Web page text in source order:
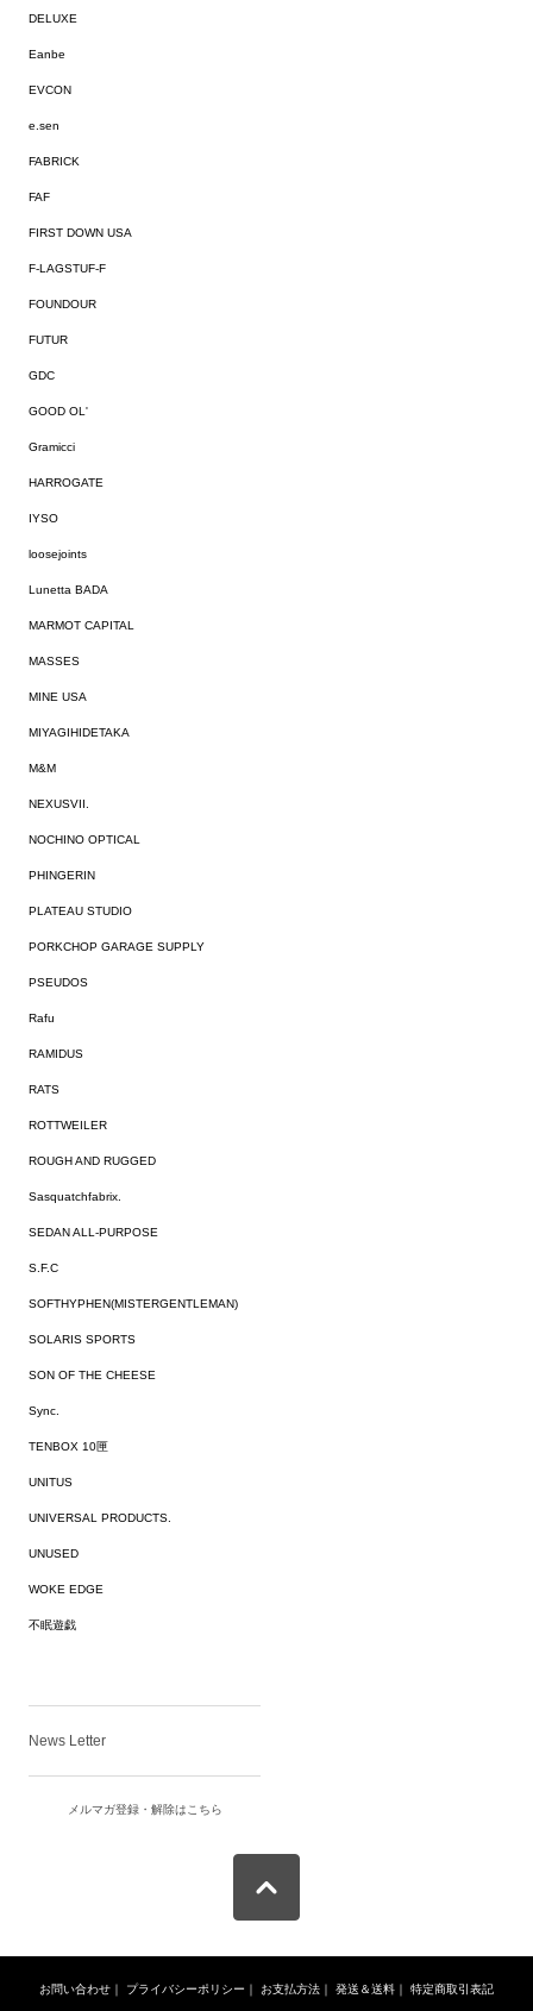
DELUXE
Eanbe
EVCON
e.sen
FABRICK
FAF
FIRST DOWN USA
F-LAGSTUF-F
FOUNDOUR
FUTUR
GDC
GOOD OL'
Gramicci
HARROGATE
IYSO
loosejoints
Lunetta BADA
MARMOT CAPITAL
MASSES
MINE USA
MIYAGIHIDETAKA
M&M
NEXUSVII.
NOCHINO OPTICAL
PHINGERIN
PLATEAU STUDIO
PORKCHOP GARAGE SUPPLY
PSEUDOS
Rafu
RAMIDUS
RATS
ROTTWEILER
ROUGH AND RUGGED
Sasquatchfabrix.
SEDAN ALL-PURPOSE
S.F.C
SOFTHYPHEN(MISTERGENTLEMAN)
SOLARIS SPORTS
SON OF THE CHEESE
Sync.
TENBOX 10匣
UNITUS
UNIVERSAL PRODUCTS.
UNUSED
WOKE EDGE
不眠遊戯
News Letter
メルマガ登録・解除はこちら
お問い合わせ ｜ プライバシーポリシー ｜ お支払方法 ｜ 発送＆送料 ｜ 特定商取引表記